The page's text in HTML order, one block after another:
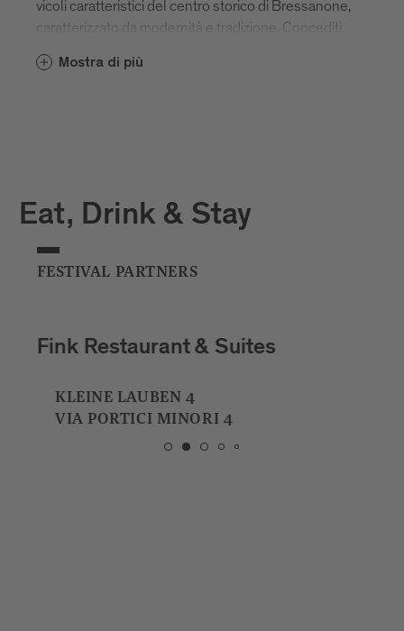
vicoli caratteristici del centro storico di Bressanone,
caratterizzato da modernità e tradizione. Concediti
impara a conoscere e amare l'ospitalità altoatesina
Mostra di più
Eat, Drink & Stay
FESTIVAL PARTNERS
Fink Restaurant & Suites
KLEINE LAUBEN 4
VIA PORTICI MINORI 4